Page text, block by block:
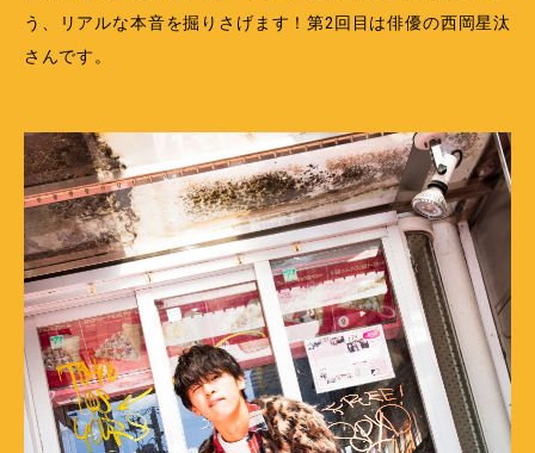
う、リアルな本音を掘りさげます！第2回目は俳優の西岡星汰
さんです。